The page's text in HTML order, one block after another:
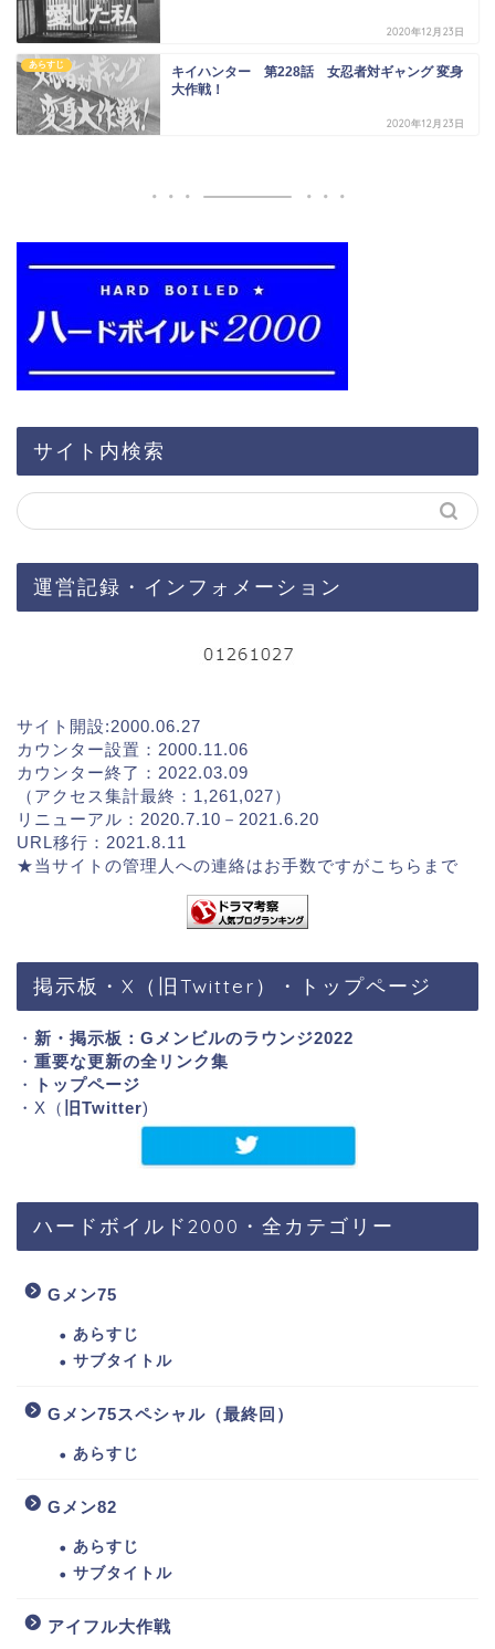
2020年12月23日
あらすじ
キイハンター 第228話 女忍者対ギャング 変身
大作戦！
2020年12月23日
サイト内検索
運営記録・インフォメーション
サイト開設:2000.06.27
カウンター設置：2000.11.06
カウンター終了：2022.03.09
（アクセス集計最終：1,261,027）
リニューアル：2020.7.10－2021.6.20
URL移行：2021.8.11
★当サイトの管理人への連絡はお手数ですがこちらまで
掲示板・X（旧Twitter）・トップページ
・ 新・掲示板：Gメンビルのラウンジ2022
・ 重要な更新の全リンク集
・
トップページ
・X（ 旧Twitter)
ハードボイルド2000・全カテゴリー
Gメン75
あらすじ
サブタイトル
Gメン75スペシャル（最終回）
あらすじ
Gメン82
あらすじ
サブタイトル
アイフル大作戦